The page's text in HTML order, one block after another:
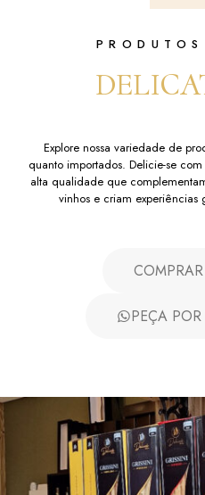
Explore nossa variedade de
quanto importados. Delicie-se
alta qualidade que
vinhos e criam experiências
PEÇA